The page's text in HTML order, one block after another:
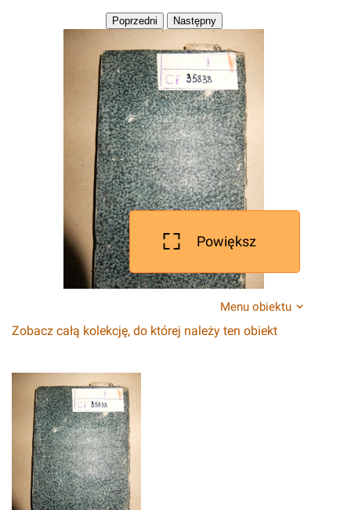
Powiększ
Menu obiektu
Zobacz całą kolekcję, do której należy ten obiekt